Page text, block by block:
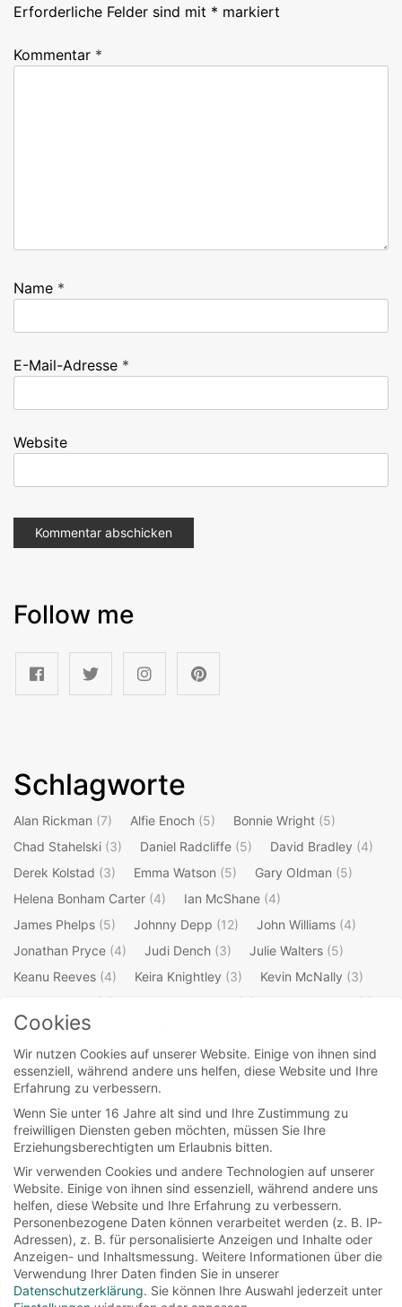
Erforderliche Felder sind mit * markiert
Kommentar *
Name *
E-Mail-Adresse *
Website
Follow me
Schlagworte
Alan Rickman (7) Alfie Enoch (5) Bonnie Wright (5)
Chad Stahelski (3) Daniel Radcliffe (5) David Bradley (4)
Derek Kolstad (3) Emma Watson (5) Gary Oldman (5)
Helena Bonham Carter (4) Ian McShane (4)
James Phelps (5) Johnny Depp (12) John Williams (4)
Jonathan Pryce (4) Judi Dench (3) Julie Walters (5)
Keanu Reeves (4) Keira Knightley (3) Kevin McNally (3)
(3) (4)
(7)
Mark Williams
Michael Gambon(4) Oliver Phelps(5) Orlando Bloom (4)
Ralph Fiennes(3) Richard Griffiths(3)
Robbie Coltrane(4) Robert Hardy (3) Rupert Grint
Stellan Skarsgard(3) Steve Kloves (4)
Takeshi Kaneshiro
(3)
Tim Burton(4) Timothy Spall(4) Tim Roth(3)
Tom Felton(5) Warwick Davis(4) Willem Dafoe(3)
William Shakespeare(4)
Cookies
Wir nutzen Cookies auf unserer Website. Einige von ihnen sind
essenziell, während andere uns helfen, diese Website und Ihre
Erfahrung zu verbessern.
Wenn Sie unter 16 Jahre alt sind und Ihre Zustimmung zu
freiwilligen Diensten geben möchten, müssen Sie Ihre
Erziehungsberechtigten um Erlaubnis bitten.
Wir verwenden Cookies und andere Technologien auf unserer
Website. Einige von ihnen sind essenziell, während andere uns
helfen, diese Website und Ihre Erfahrung zu verbessern.
Personenbezogene Daten können verarbeitet werden (z. B. IP-
Adressen), z. B. für personalisierte Anzeigen und Inhalte oder
Anzeigen- und Inhaltsmessung. Weitere Informationen über die
Verwendung Ihrer Daten finden Sie in unserer
Datenschutzerklärung. Sie können Ihre Auswahl jederzeit unter